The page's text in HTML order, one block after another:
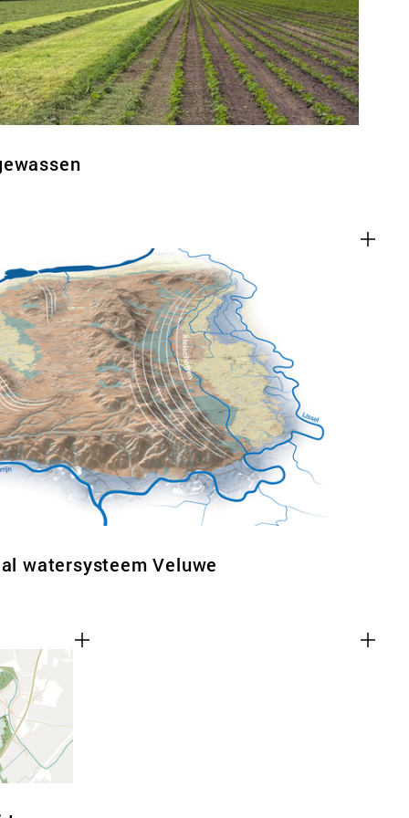
watersysteem Veluwe